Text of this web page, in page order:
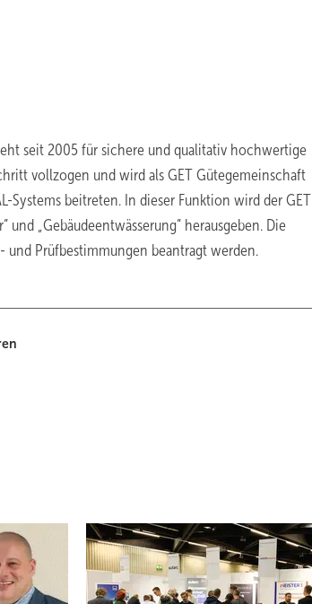
seit 2005 für sichere und qualitativ hochwertige
vollzogen und wird als GET Gütegemeinschaft
Systems beitreten. In dieser Funktion wird der GET
und „Gebäudeentwässerung” herausgeben. Die
Prüfbestimmungen beantragt werden.